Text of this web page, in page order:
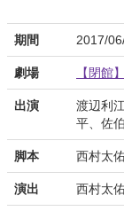
期間 2017/
劇場 【閉館
出演
渡辺利
平、佐
脚本 西村太
演出 西村太